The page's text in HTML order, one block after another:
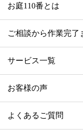
お庭110番とは
ご相談から作業完了
サービス一覧
お客様の声
よくあるご質問